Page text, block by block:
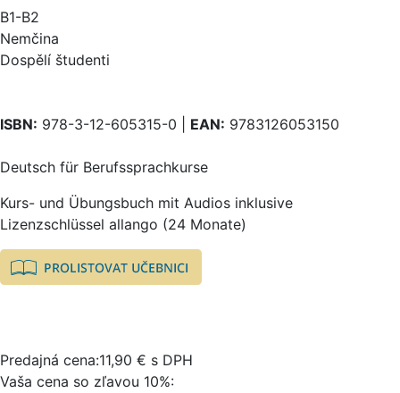
B1-B2
Nemčina
Dospělí študenti
ISBN: 978-3-12-605315-0 | EAN: 9783126053150
Deutsch für Berufssprachkurse
Kurs- und Übungsbuch mit Audios inklusive
Lizenzschlüssel allango (24 Monate)
Predajná cena:11,90 € s DPH
Vaša cena so zľavou 10%: